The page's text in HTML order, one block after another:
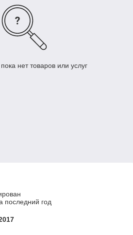
нет товаров или услуг
последний год